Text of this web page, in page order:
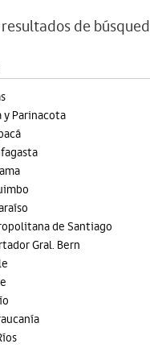
de
y Parinacota
de Santiago
Gral. Bern